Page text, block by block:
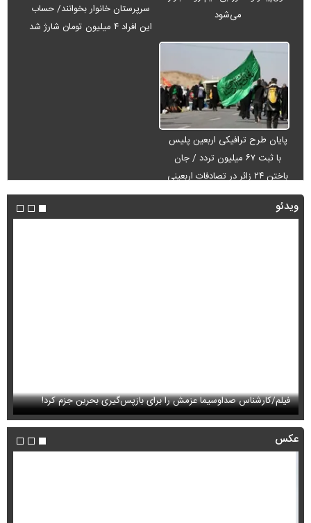
می‌شود
سرپرستان خانوار بخوانند/ حساب
این افراد ۴ میلیون تومان شارژ شد
پایان طرح ترافیکی اربعین پلیس
با ثبت ۶۷ میلیون تردد / جان
باختن ۲۴ زائر در تصادفات اربعینی
ویدئو
فیلم/کارشناس صداوسیما عزمش را برای بازپس‌گیری بحرین جزم کرد!
عکس